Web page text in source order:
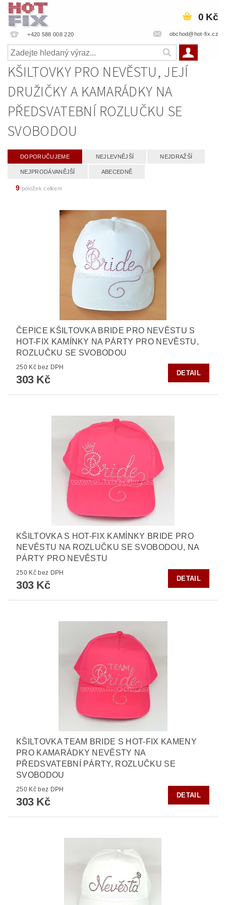
+420 588 008 220 obchod@hot-fix.cz
0 Kč
KŠILTOVKY PRO NEVĚSTU, JEJÍ
DRUŽIČKY A KAMARÁDKY NA
PŘEDSVATEBNÍ ROZLUČKU SE
SVOBODOU
DOPORUČUJEME NEJLEVNĚJŠÍ NEJDRAŽŠÍ
NEJPRODÁVANĚJŠÍ ABECEDNĚ
9 položek celkem
ČEPICE KŠILTOVKA BRIDE PRO NEVĚSTU S
HOT-FIX KAMÍNKY NA PÁRTY PRO NEVĚSTU,
ROZLUČKU SE SVOBODOU
250 Kč bez DPH
303 Kč
DETAIL
KŠILTOVKA S HOT-FIX KAMÍNKY BRIDE PRO
NEVĚSTU NA ROZLUČKU SE SVOBODOU, NA
PÁRTY PRO NEVĚSTU
250 Kč bez DPH
303 Kč
DETAIL
KŠILTOVKA TEAM BRIDE S HOT-FIX KAMENY
PRO KAMARÁDKY NEVĚSTY NA
PŘEDSVATEBNÍ PÁRTY, ROZLUČKU SE
SVOBODOU
250 Kč bez DPH
303 Kč
DETAIL